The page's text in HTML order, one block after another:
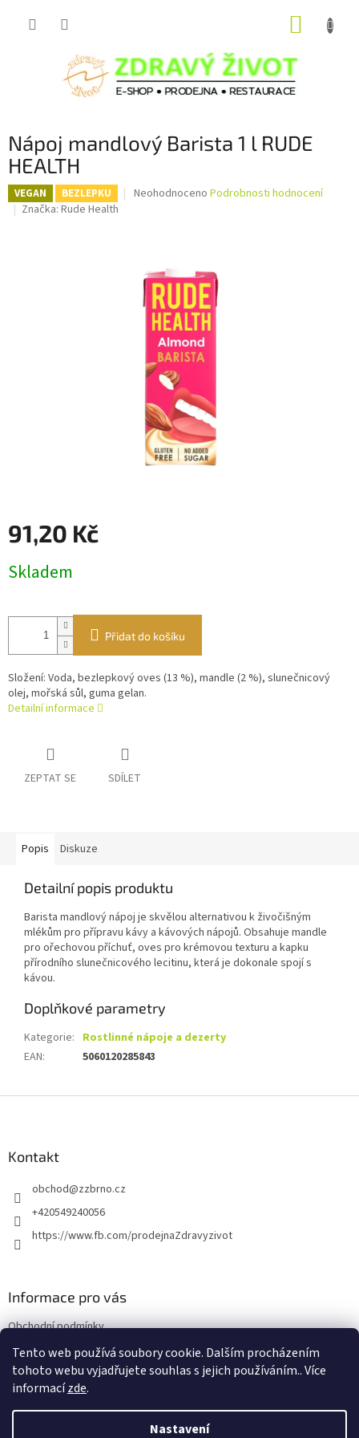
Tento web používá soubory cookie. Dalším procházením
tohoto webu vyjadřujete souhlas s jejich používáním.. Více
informacízde.
Nastavení
Nápoj mandlový Barista 1 l RUDE
HEALTH
VEGAN BEZLEPKU
Průměrné
hvězdiček.
Neohodnoceno Podrobnosti hodnocení
Značka: Rude Health
91,20 Kč
cena:
Skladem
Přidat do košíku
Složení: Voda, bezlepkový oves (13 %), mandle (2 %), slunečnicový
olej, mořská sůl, guma gelan.
Detailní informace
ZEPTAT SE SDÍLET
Popis Diskuze
Detailní popis produktu
Barista mandlový nápoj je skvělou alternativou k živočišným
mlékům pro přípravu kávy a kávových nápojů. Obsahuje mandle
pro ořechovou příchuť, oves pro krémovou texturu a kapku
přírodního slunečnicového lecitinu, která je dokonale spojí s
kávou.
Doplňkové parametry
Kategorie: Rostlinné nápoje a dezerty
EAN: 5060120285843
Kontakt
obchod@zzbrno.cz
+420549240056
https://www.fb.com/prodejnaZdravyzivot
Informace pro vás
Obchodní podmínky
Podmínky ochrany osobních údajů